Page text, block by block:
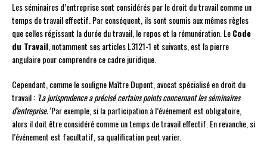
Les séminaires d’entreprise sont considérés par le droit du travail comme un
temps de travail effectif. Par conséquent, ils sont soumis aux mêmes règles
que celles régissant la durée du travail, le repos et la rémunération. LeCode
du Travail, notamment ses articles L3121-1 et suivants, est la pierre
angulaire pour comprendre ce cadre juridique.
Cependant, comme le souligne Maître Dupont, avocat spécialisé en droit du
travail : ‘La jurisprudence a précisé certains points concernant les séminaires
d’entreprise.’Par exemple, si la participation à l’événement est obligatoire,
alors il doit être considéré comme un temps de travail effectif. En revanche, si
l’événement est facultatif, sa qualification peut varier.